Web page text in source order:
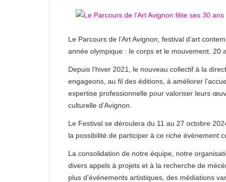
Le Parcours de l’Art Avignon, festival d’art
année olympique : le corps et le mouvement. 20
Depuis l’hiver 2021, le nouveau collectif à la
engageons, au fil des éditions, à améliorer
expertise professionnelle pour valoriser leurs
culturelle d’Avignon.
Le Festival se déroulera du 11 au 27 octobre
la possibilité de participer à ce riche événement
La consolidation de notre équipe, notre
divers appels à projets et à la recherche de
plus d’événements artistiques, des médiations